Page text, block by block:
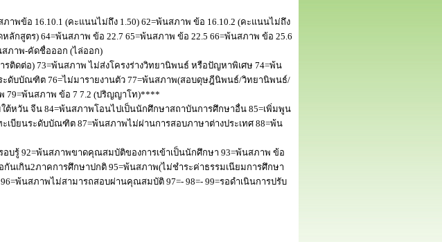
าพข้อ 16.10.1 (คะแนนไม่ถึง 1.50) 62=พ้นสภาพ ข้อ 16.10.2 (คะแนนไม่ถึง
หลักสูตร) 64=พ้นสภาพ ข้อ 22.7 65=พ้นสภาพ ข้อ 22.5 66=พ้นสภาพ ข้อ 25.6
สภาพ-คัดชื่อออก (ไล่ออก)
รติดต่อ) 73=พ้นสภาพ ไม่ส่งโครงร่างวิทยานิพนธ์ หรือปัญหาพิเศษ 74=พ้น
ะดับบัณฑิต 76=ไม่มารายงานตัว 77=พ้นสภาพ(สอบดุษฎีนิพนธ์/วิทยานิพนธ์/
79=พ้นสภาพ ข้อ 7 7.2 (ปริญญาโท)****
ใต้หวัน จีน 84=พ้นสภาพโอนไปเป็นนักศึกษาสถาบันการศึกษาอื่น 85=เพิ่มพูน
เบียนระดับบัณฑิต 87=พ้นสภาพไม่ผ่านการสอบภาษาต่างประเทศ 88=พ้น
อบรู้ 92=พ้นสภาพขาดคุณสมบัติของการเข้าเป็นนักศึกษา 93=พ้นสภาพ ข้อ
กันเกิน2ภาคการศึกษาปกติ 95=พ้นสภาพ(ไม่ชำระค่าธรรมเนียมการศึกษา
พ้นสภาพไม่สามารถสอบผ่านคุณสมบัติ 97=- 98=- 99=รอดำเนินการปรับ